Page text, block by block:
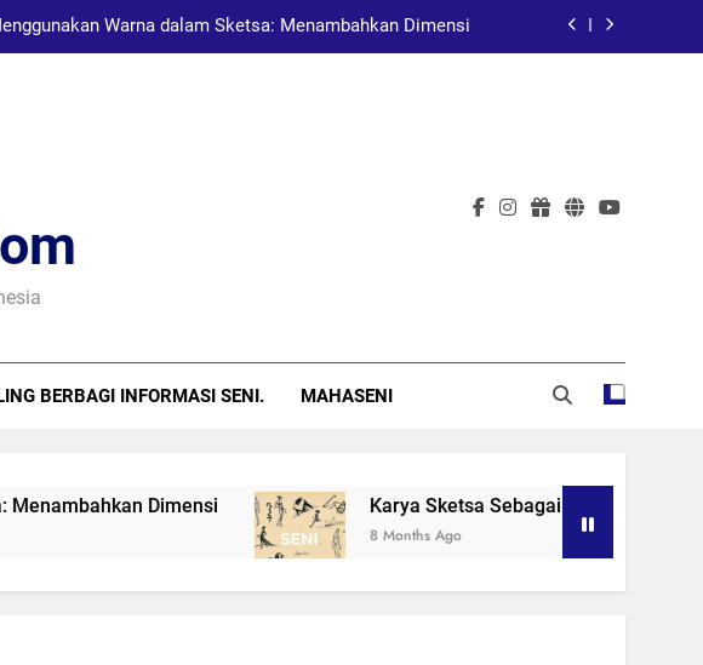
Warna dalam Sketsa: Menambahkan Dimensi
Implikasi Sosial: Menggugah Kesadaran Melalui Karya
Warna dalam Sketsa: Menambahkan Dimensi
Sketsa Sebagai Alat Pembelajaran dalam Pendidikan Seni
BERBAGI INFORMASI SENI. MAHASENI
Dimensi Karya Sketsa Sebagai Alat Pembelajaran
8 Months Ago